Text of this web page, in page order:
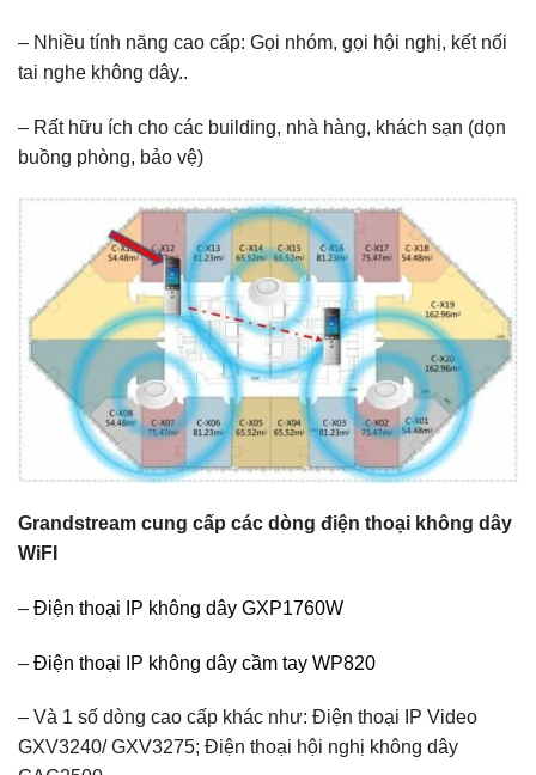
– Nhiều tính năng cao cấp: Gọi nhóm, gọi hội nghị, kết nối
tai nghe không dây..
– Rất hữu ích cho các building, nhà hàng, khách sạn (dọn
buồng phòng, bảo vệ)
Grandstream cung cấp các dòng điện thoại không dây
WiFI
– Điện thoại IP không dây GXP1760W
– Điện thoại IP không dây cầm tay WP820
– Và 1 số dòng cao cấp khác như: Điện thoại IP Video
GXV3240/ GXV3275; Điện thoại hội nghị không dây